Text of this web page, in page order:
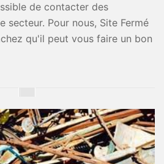
de contacter des
secteur. Pour nous, Site Fermé
qu'il peut vous faire un bon